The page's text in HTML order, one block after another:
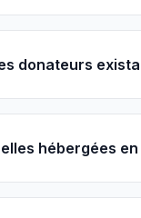
donateurs
hébergées en